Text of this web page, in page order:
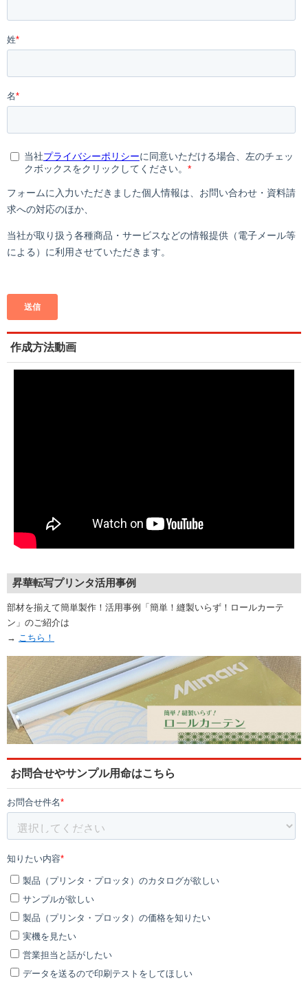
作成方法動画
昇華転写プリンタ活用事例
部材を揃えて簡単製作！活用事例「簡単！縫製いらず！ロールカーテ
ン」のご紹介は
→ こちら！
お問合せやサンプル用命はこちら